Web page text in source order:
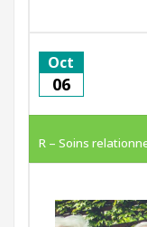
06
Oct
R – Soins